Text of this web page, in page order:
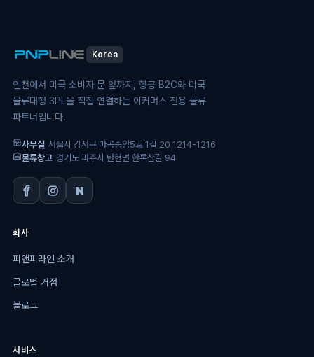
Korea
인천에서 미국 소비자 문 앞까지, 항공 B2C와 미국
물류대행 3PL을 직접 연결하는 이커머스 전용 물류
파트너입니다.
사무실 서울시 강서구 마곡중앙5로 1길 20 1214-1216
물류창고 경기도 파주시 탄현면 한록산길 94
회사
피앤피라인 소개
글로벌 거점
블로그
서비스